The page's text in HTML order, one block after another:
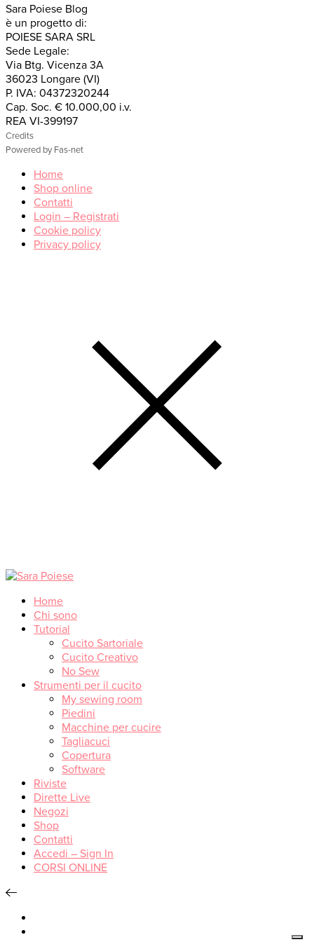
Sara Poiese Blog
è un progetto di:
POIESE SARA SRL
Sede Legale:
Via Btg. Vicenza 3A
36023 Longare (VI)
P. IVA: 04372320244
Cap. Soc. € 10.000,00 i.v.
REA VI-399197
Credits
Powered by Fas-net
Home
Shop online
Contatti
Login – Registrati
Cookie policy
Privacy policy
Home
Chi sono
Tutorial
Cucito Sartoriale
Cucito Creativo
No Sew
Strumenti per il cucito
My sewing room
Piedini
Macchine per cucire
Tagliacuci
Copertura
Software
Riviste
Dirette Live
Negozi
Shop
Contatti
Accedi – Sign In
CORSI ONLINE